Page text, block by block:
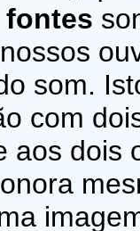
som.
com
aos dois